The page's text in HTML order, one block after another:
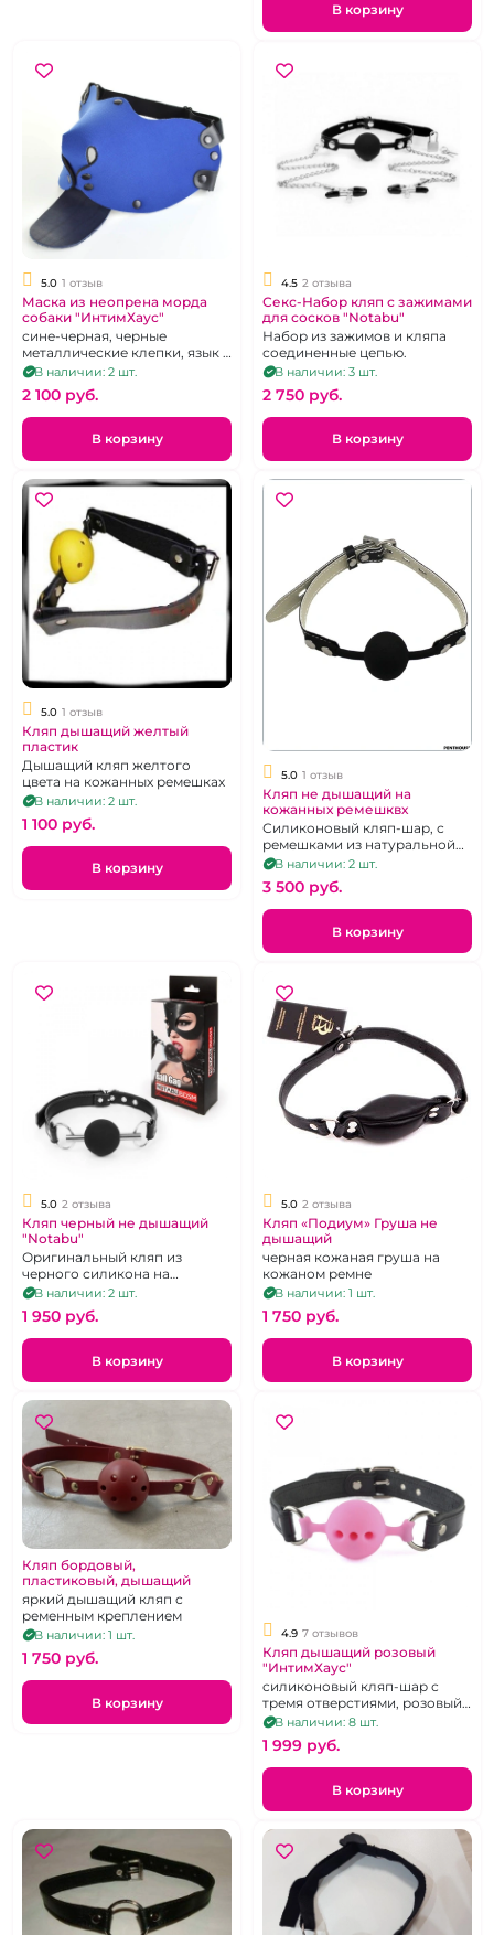
В корзину
5.0 1 отзыв
Маска из неопрена морда
собаки "ИнтимХаус"
сине-черная, черные
металлические клепки, язык и
прочая фурнитура - кожа,
регулировка при помощи 2
резинок сзади и пряжек
В наличии: 2 шт.
2 100 pуб.
В корзину
4.5 2 отзыва
Секс-Набор кляп с зажимами
для сосков "Notabu"
Набор из зажимов и кляпа
соединенные цепью.
В наличии: 3 шт.
2 750 pуб.
В корзину
5.0 1 отзыв
Кляп дышащий желтый
пластик
Дышащий кляп желтого
цвета на кожанных ремешках
В наличии: 2 шт.
1 100 pуб.
В корзину
5.0 1 отзыв
Кляп не дышащий на
кожанных ремешквх
Силиконовый кляп-шар, с
ремешками из натуральной
кожи
В наличии: 2 шт.
3 500 pуб.
В корзину
5.0 2 отзыва
Кляп черный не дышащий
"Notabu"
Оригинальный кляп из
черного силикона на
кожаных ремешках.
В наличии: 2 шт.
1 950 pуб.
В корзину
5.0 2 отзыва
Кляп «Подиум» Груша не
дышащий
черная кожаная груша на
кожаном ремне
В наличии: 1 шт.
1 750 pуб.
В корзину
Кляп бордовый,
пластиковый, дышащий
яркий дышащий кляп с
ременным креплением
В наличии: 1 шт.
1 750 pуб.
В корзину
4.9 7 отзывов
Кляп дышащий розовый
"ИнтимХаус"
cиликоновый кляп-шар с
тремя отверстиями, розовый,
с ремешками из натуральной
кожи черного цвета
В наличии: 8 шт.
1 999 pуб.
В корзину